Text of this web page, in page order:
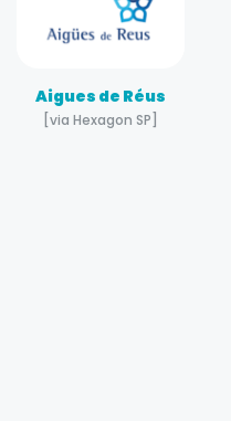
Aigues de Réus
[via Hexagon SP]